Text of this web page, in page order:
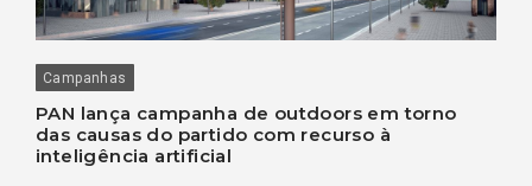
Campanhas
PAN lança campanha de outdoors em torno
das causas do partido com recurso à
inteligência artificial